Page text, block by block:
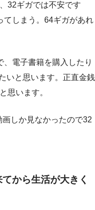
32ギガでは不安です
てしまう。64ギガがあれ
電子書籍を購入したり
いと思います。正直金銭
思います。
しか見なかったので32
から生活が大きく